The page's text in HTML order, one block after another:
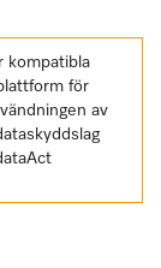
kompatibla
för
av